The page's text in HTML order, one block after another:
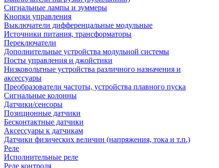
Сигнальные лампы и зуммеры
Кнопки управления
Выключатели дифференцальные модульные
Источники питания, трансформаторы
Переключатели
Дополнительные устройства модульной системы
Посты управления и джойстики
Низковольтные устройства различного назначения и
аксессуары
Преобразователи частоты, устройства плавного пуска
Сигнальные колонны
Датчики/сенсоры
Позиционные датчики
Бесконтактные датчики
Аксессуары к датчикам
Датчики физических величин (напряжения, тока и т.п.)
Реле
Исполнительные реле
Реле контроля